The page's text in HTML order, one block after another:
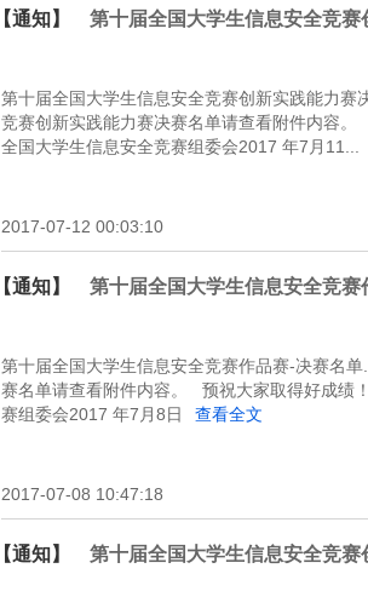
【通知】 第十届全国大学生信息安全竞
第十届全国大学生信息安全竞赛创新实践能力
竞赛创新实践能力赛决赛名单请查看附件内容
全国大学生信息安全竞赛组委会2017 年7月11...
2017-07-12 00:03:10
【通知】 第十届全国大学生信息安全竞赛
第十届全国大学生信息安全竞赛作品赛-决赛名
赛名单请查看附件内容。 预祝大家取得好成绩
赛组委会2017 年7月8日
查看全文
2017-07-08 10:47:18
【通知】 第十届全国大学生信息安全竞